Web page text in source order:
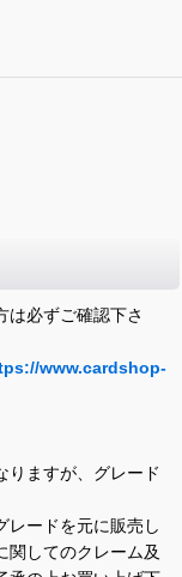
は必ずご確認下さ
www.cardshop-
りますが、グレード
レードを元に販売し
関してのクレーム及